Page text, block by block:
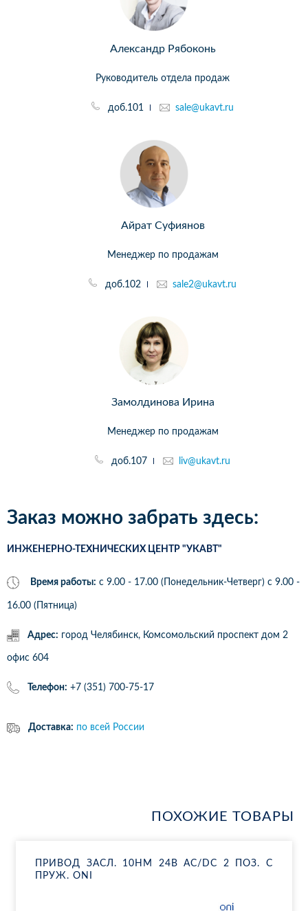
Александр Рябоконь
Руководитель отдела продаж
доб.101 sale@ukavt.ru
Айрат Суфиянов
Менеджер по продажам
доб.102 sale2@ukavt.ru
Замолдинова Ирина
Менеджер по продажам
доб.107 liv@ukavt.ru
Заказ можно забрать здесь:
ИНЖЕНЕРНО-ТЕХНИЧЕСКИХ ЦЕНТР "УКАВТ"
Время работы: с 9.00 - 17.00 (Понедельник-Четверг) c 9.00 -
16.00 (Пятница)
Адрес: город Челябинск, Комсомольский проспект дом 2
офис 604
Телефон: +7 (351) 700-75-17
Доставка: по всей России
ПОХОЖИЕ ТОВАРЫ
ПРИ­ВОД ЗАСЛ. 10НМ 24В AC/DC 2 ПОЗ. С
ПРУЖ. ONI